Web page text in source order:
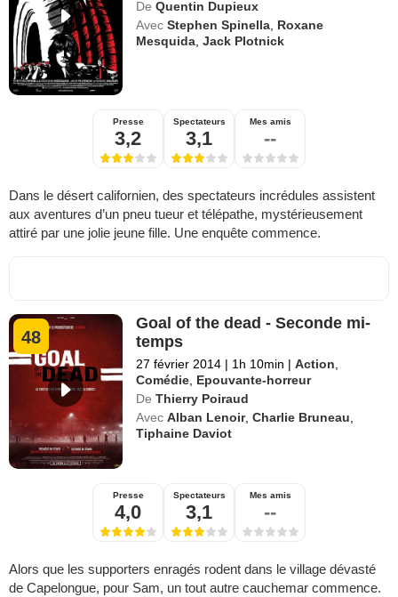
De Quentin Dupieux
Avec Stephen Spinella, Roxane
Mesquida,Jack Plotnick
Presse
3,2
Spectateurs
3,1
Mes amis
--
Dans le désert californien, des spectateurs incrédules assistent
aux aventures d’un pneu tueur et télépathe, mystérieusement
attiré par une jolie jeune fille. Une enquête commence.
48
Goal of the dead - Seconde mi-
temps
27 février 2014 | 1h 10min | Action,
Comédie, Epouvante-horreur
De Thierry Poiraud
Avec Alban Lenoir,Charlie Bruneau,
Tiphaine Daviot
Presse
4,0
Spectateurs
3,1
Mes amis
--
Alors que les supporters enragés rodent dans le village dévasté
de Capelongue, pour Sam, un tout autre cauchemar commence.